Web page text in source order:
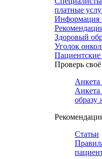
платные
Здоровый
Уголок
Пациентские
Проверь своё
Анкета
Анкета
образу
Статьи